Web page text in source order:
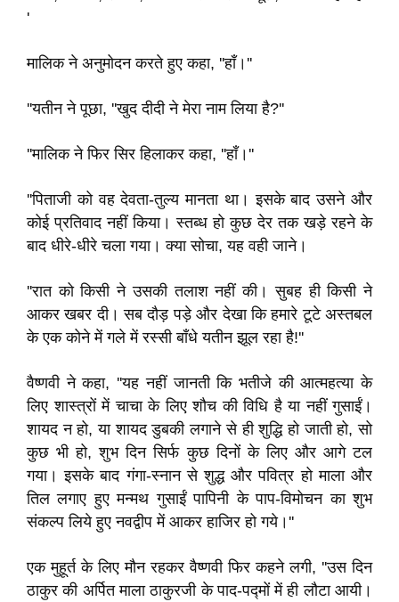
'
मालिक ने अनुमोदन करते हुए कहा, ''हाँ।''
''यतीन ने पूछा, ''खुद दीदी ने मेरा नाम लिया है?''
''मालिक ने फिर सिर हिलाकर कहा, ''हाँ।''
''पिताजी को वह देवता-तुल्य मानता था। इसके बाद उसने और
कोई प्रतिवाद नहीं किया। स्तब्ध हो कुछ देर तक खड़े रहने के
बाद धीरे-धीरे चला गया। क्या सोचा, यह वही जाने।
''रात को किसी ने उसकी तलाश नहीं की। सुबह ही किसी ने
आकर खबर दी। सब दौड़ पड़े और देखा कि हमारे टूटे अस्तबल
के एक कोने में गले में रस्सी बाँधे यतीन झूल रहा है!''
वैष्णवी ने कहा, ''यह नहीं जानती कि भतीजे की आत्महत्या के
लिए शास्त्रों में चाचा के लिए शौच की विधि है या नहीं गुसाईं।
शायद न हो, या शायद डुबकी लगाने से ही शुद्धि हो जाती हो, सो
कुछ भी हो, शुभ दिन सिर्फ कुछ दिनों के लिए और आगे टल
गया। इसके बाद गंगा-स्नान से शुद्ध और पवित्र हो माला और
तिल लगाए हुए मन्मथ गुसाईं पापिनी के पाप-विमोचन का शुभ
संकल्प लिये हुए नवद्वीप में आकर हाजिर हो गये।''
एक मुहूर्त के लिए मौन रहकर वैष्णवी फिर कहने लगी, ''उस दिन
ठाकुर की अर्पित माला ठाकुरजी के पाद-पद्मों में ही लौटा आयी।